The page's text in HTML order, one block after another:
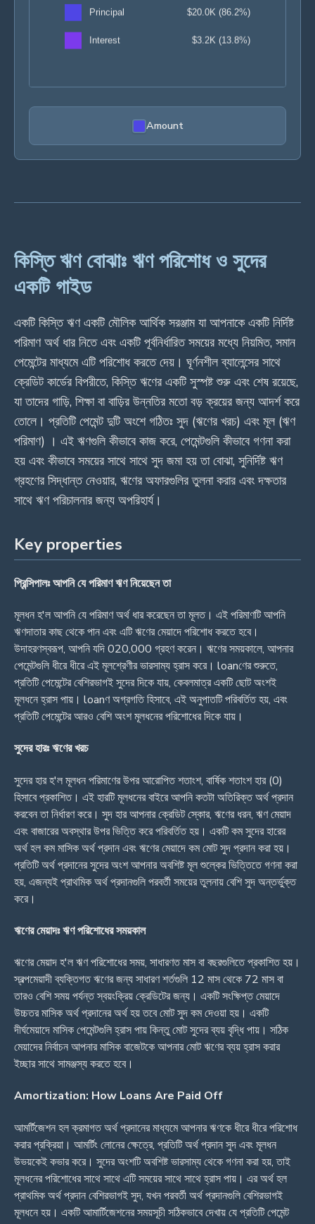
Amount
কিস্তি ঋণ বোঝাঃ ঋণ পরিশোধ ও সুদের
একটি গাইড
একটি কিস্তি ঋণ একটি মৌলিক আর্থিক সরঞ্জাম যা আপনাকে একটি নির্দিষ্ট
পরিমাণ অর্থ ধার নিতে এবং একটি পূর্বনির্ধারিত সময়ের মধ্যে নিয়মিত, সমান
পেমেন্টের মাধ্যমে এটি পরিশোধ করতে দেয়। ঘূর্ণনশীল ব্যালেন্সের সাথে
ক্রেডিট কার্ডের বিপরীতে, কিস্তি ঋণের একটি সুস্পষ্ট শুরু এবং শেষ রয়েছে,
যা তাদের গাড়ি, শিক্ষা বা বাড়ির উন্নতির মতো বড় ক্রয়ের জন্য আদর্শ করে
তোলে। প্রতিটি পেমেন্ট দুটি অংশে গঠিতঃ সুদ (ঋণের খরচ) এবং মূল (ঋণ
পরিমাণ) । এই ঋণগুলি কীভাবে কাজ করে, পেমেন্টগুলি কীভাবে গণনা করা
হয় এবং কীভাবে সময়ের সাথে সাথে সুদ জমা হয় তা বোঝা, সুনির্দিষ্ট ঋণ
গ্রহণের সিদ্ধান্ত নেওয়ার, ঋণের অফারগুলির তুলনা করার এবং দক্ষতার
সাথে ঋণ পরিচালনার জন্য অপরিহার্য।
Key properties
প্রিন্সিপালঃ আপনি যে পরিমাণ ঋণ নিয়েছেন তা
মূলধন হ'ল আপনি যে পরিমাণ অর্থ ধার করেছেন তা মূলত। এই পরিমাণটি আপনি
ঋণদাতার কাছ থেকে পান এবং এটি ঋণের মেয়াদে পরিশোধ করতে হবে।
উদাহরণস্বরূপ, আপনি যদি 020,000 গ্রহণ করেন। ঋণের সময়কালে, আপনার
পেমেন্টগুলি ধীরে ধীরে এই মূলশ্রেণীর ভারসাম্য হ্রাস করে। loanণের শুরুতে,
প্রতিটি পেমেন্টের বেশিরভাগই সুদের দিকে যায়, কেবলমাত্র একটি ছোট অংশই
মূলধনে হ্রাস পায়। loanণ অগ্রগতি হিসাবে, এই অনুপাতটি পরিবর্তিত হয়, এবং
প্রতিটি পেমেন্টের আরও বেশি অংশ মূলধনের পরিশোধের দিকে যায়।
সুদের হারঃ ঋণের খরচ
সুদের হার হ'ল মূলধন পরিমাণের উপর আরোপিত শতাংশ, বার্ষিক শতাংশ হার (0)
হিসাবে প্রকাশিত। এই হারটি মূলধনের বাইরে আপনি কতটা অতিরিক্ত অর্থ প্রদান
করবেন তা নির্ধারণ করে। সুদ হার আপনার ক্রেডিট স্কোর, ঋণের ধরন, ঋণ মেয়াদ
এবং বাজারের অবস্থার উপর ভিত্তি করে পরিবর্তিত হয়। একটি কম সুদের হারের
অর্থ হল কম মাসিক অর্থ প্রদান এবং ঋণের মেয়াদে কম মোট সুদ প্রদান করা হয়।
প্রতিটি অর্থ প্রদানের সুদের অংশ আপনার অবশিষ্ট মূল শুল্কের ভিত্তিতে গণনা করা
হয়, এজন্যই প্রাথমিক অর্থ প্রদানগুলি পরবর্তী সময়ের তুলনায় বেশি সুদ অন্তর্ভুক্ত
করে।
ঋণের মেয়াদঃ ঋণ পরিশোধের সময়কাল
ঋণের মেয়াদ হ'ল ঋণ পরিশোধের সময়, সাধারণত মাস বা বছরগুলিতে প্রকাশিত হয়।
স্বল্পমেয়াদী ব্যক্তিগত ঋণের জন্য সাধারণ শর্তগুলি 12 মাস থেকে 72 মাস বা
তারও বেশি সময় পর্যন্ত স্বয়ংক্রিয় ক্রেডিটের জন্য। একটি সংক্ষিপ্ত মেয়াদে
উচ্চতর মাসিক অর্থ প্রদানের অর্থ হয় তবে মোট সুদ কম দেওয়া হয়। একটি
দীর্ঘমেয়াদে মাসিক পেমেন্টগুলি হ্রাস পায় কিন্তু মোট সুদের ব্যয় বৃদ্ধি পায়। সঠিক
মেয়াদের নির্বাচন আপনার মাসিক বাজেটকে আপনার মোট ঋণের ব্যয় হ্রাস করার
ইচ্ছার সাথে সামঞ্জস্য করতে হবে।
Amortization: How Loans Are Paid Off
আমর্টিজেশন হল ক্রমাগত অর্থ প্রদানের মাধ্যমে আপনার ঋণকে ধীরে ধীরে পরিশোধ
করার প্রক্রিয়া। আমর্টিং লোনের ক্ষেত্রে, প্রতিটি অর্থ প্রদান সুদ এবং মূলধন
উভয়কেই কভার করে। সুদের অংশটি অবশিষ্ট ভারসাম্য থেকে গণনা করা হয়, তাই
মূলধনের পরিশোধের সাথে সাথে এটি সময়ের সাথে সাথে হ্রাস পায়। এর অর্থ হল
প্রাথমিক অর্থ প্রদান বেশিরভাগই সুদ, যখন পরবর্তী অর্থ প্রদানগুলি বেশিরভাগই
মূলধনে হয়। একটি আমার্টিজেশনের সময়সূচী সঠিকভাবে দেখায় যে প্রতিটি পেমেন্ট